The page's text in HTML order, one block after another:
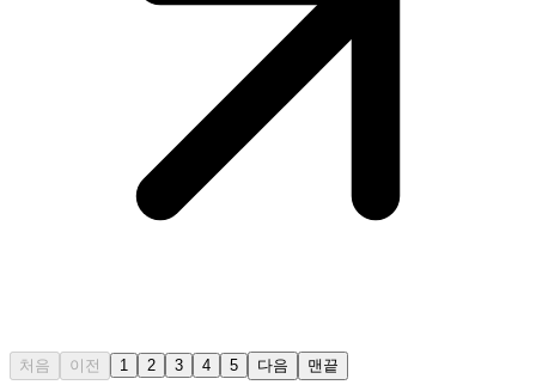
처음 이전 1 2 3 4 5 다음 맨끝